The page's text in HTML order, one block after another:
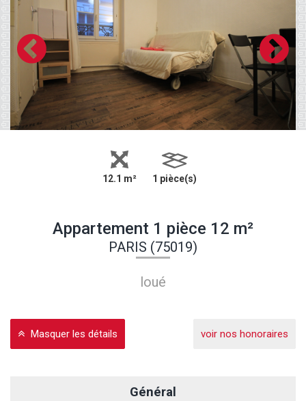
12.1 m² 1 pièce(s)
Appartement 1 pièce 12 m²
PARIS (75019)
loué
Masquer les détails voir nos honoraires
Général